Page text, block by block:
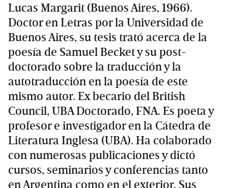
Lucas Margarit (Buenos Aires, 1966).
Doctor en Letras por la Universidad de
Buenos Aires, su tesis trató acerca de la
poesía de Samuel Becket y su post-
doctorado sobre la traducción y la
autotraducción en la poesía de este
mismo autor. Ex becario del British
Council, UBA Doctorado, FNA. Es poeta y
profesor e investigador en la Cátedra de
Literatura Inglesa (UBA). Ha colaborado
con numerosas publicaciones y dictó
cursos, seminarios y conferencias tanto
en Argentina como en el exterior. Sus